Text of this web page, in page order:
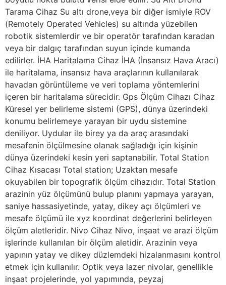
Tarama Cihaz Su altı drone,veya bir diğer ismiyle ROV
(Remotely Operated Vehicles) su altında yüzebilen
robotik sistemlerdir ve bir operatör tarafından karadan
veya bir dalgıç tarafından suyun içinde kumanda
edilirler. İHA Haritalama Cihaz İHA (İnsansız Hava Aracı)
ile haritalama, insansız hava araçlarının kullanılarak
havadan görüntüleme ve veri toplama yöntemlerini
içeren bir haritalama sürecidir. Gps Ölçüm Cihazı Cihaz
Küresel yer belirleme sistemi (GPS), dünya üzerindeki
konumu belirlemeye yarayan bir uydu sistemine
deniliyor. Uydular ile birey ya da araç arasındaki
mesafenin ölçülmesine olanak sağladığı için kişinin
dünya üzerindeki kesin yeri saptanabilir. Total Station
Cihaz Kısacası Total station; Uzaktan mesafe
okuyabilen bir topografik ölçüm cihazıdır. Total Station
arazinin yüz ölçümünü bulup planını yapmaya yarayan,
saniye hassasiyetinde, yatay, dikey açı ölçümleri ve
mesafe ölçümü ile xyz koordinat değerlerini belirleyen
ölçüm aletleridir. Nivo Cihaz Nivo, inşaat ve arazi ölçüm
işlerinde kullanılan bir ölçüm aletidir. Arazinin veya
yapının yatay ve dikey düzlemdeki hizalanmasını kontrol
etmek için kullanılır. Optik veya lazer nivolar, genellikle
inşaat projelerinde, yol yapımında, peyzaj